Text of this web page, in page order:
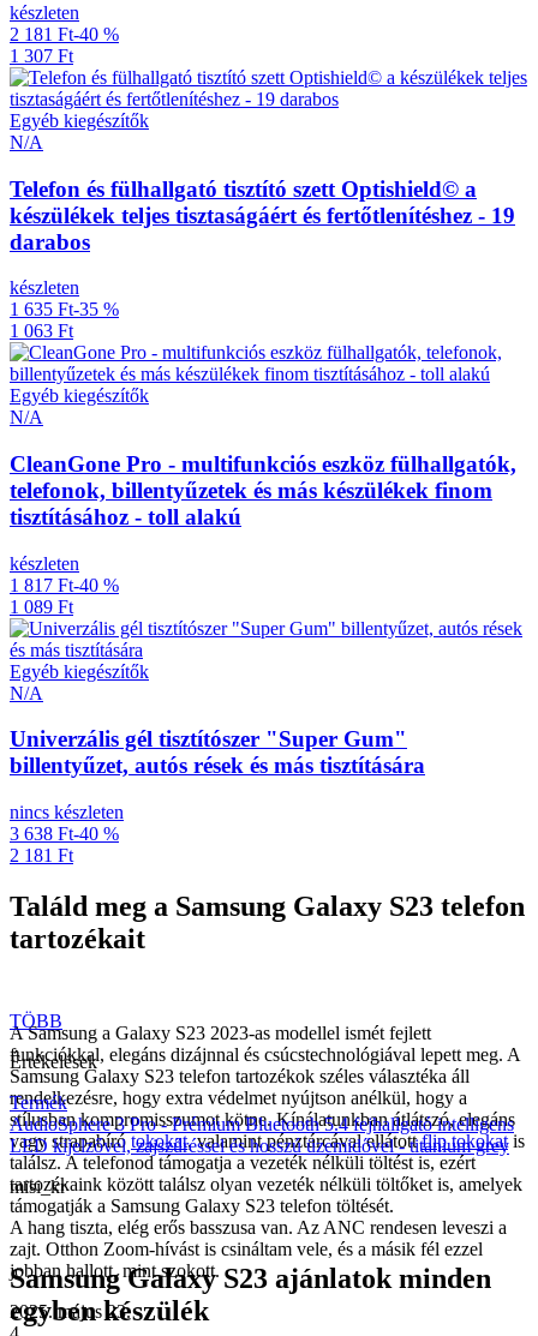
készleten
2 181 Ft-40 %
1 307 Ft
Egyéb kiegészítők
N/A
Telefon és fülhallgató tisztító szett Optishield© a
készülékek teljes tisztaságáért és fertőtlenítéshez - 19
darabos
készleten
1 635 Ft-35 %
1 063 Ft
Egyéb kiegészítők
N/A
CleanGone Pro - multifunkciós eszköz fülhallgatók,
telefonok, billentyűzetek és más készülékek finom
tisztításához - toll alakú
készleten
1 817 Ft-40 %
1 089 Ft
Egyéb kiegészítők
N/A
Univerzális gél tisztítószer "Super Gum"
billentyűzet, autós rések és más tisztítására
nincs készleten
3 638 Ft-40 %
2 181 Ft
Találd meg a Samsung Galaxy S23 telefon
tartozékait
A Samsung a Galaxy S23 2023-as modellel ismét fejlett
funkciókkal, elegáns dizájnnal és csúcstechnológiával lepett meg. A
Samsung Galaxy S23 telefon tartozékok széles választéka áll
rendelkezésre, hogy extra védelmet nyújtson anélkül, hogy a
stílusban kompromisszumot kötne. Kínálatunkban átlátszó, elegáns
vagy strapabíró tokokat, valamint pénztárcával ellátottflip tokokatis
találsz. A telefonod támogatja a vezeték nélküli töltést is, ezért
tartozékaink között találsz olyan vezeték nélküli töltőket is, amelyek
támogatják a Samsung Galaxy S23 telefon töltését.
Samsung Galaxy S23 ajánlatok minden
egyben készülék
TÖBB
Értékelések
Termék
AudioSphere 3 Pro - Prémium Bluetooth 5.4 fejhallgató intelligens
LED kijelzővel, zajszűréssel és hosszú üzemidővel - titanium grey
misi_kr
A hang tiszta, elég erős basszusa van. Az ANC rendesen leveszi a
zajt. Otthon Zoom-hívást is csináltam vele, és a másik fél ezzel
jobban hallott, mint szokott.
2025. május 23.